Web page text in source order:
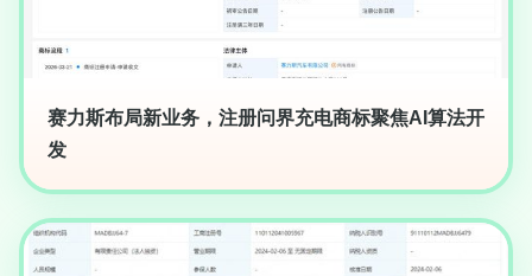
赛力斯布局新业务，注册问界充电商标聚焦AI算法开
发